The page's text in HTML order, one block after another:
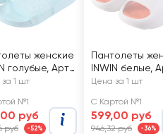
женские
голубые, Арт.
11
1 шт
№1
руб
руб -52%
Пантолеты
INWIN белые,
FFC03-24
Цена за 1 шт
С Картой №1
599,00 руб
946,32 руб -36%